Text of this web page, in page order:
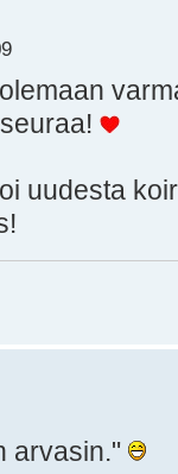
uudesta
arvasin."